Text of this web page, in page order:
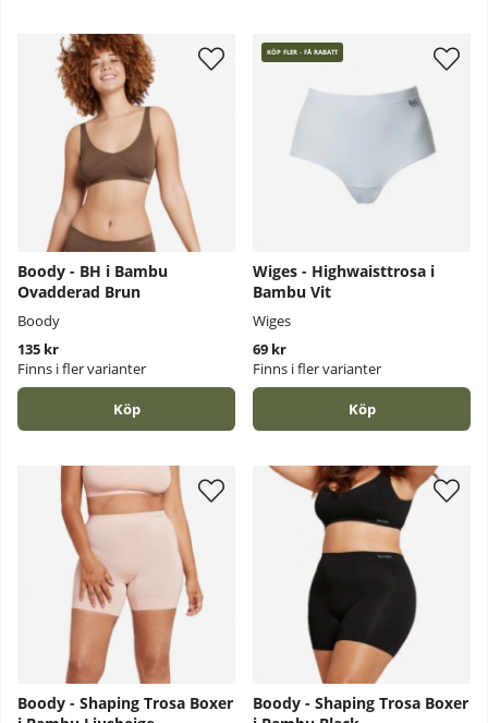
Boody - BH i Bambu
Ovadderad Brun
Boody
135 kr
Finns i fler varianter
Köp
KÖP FLER - FÅ RABATT
Wiges - Highwaisttrosa i
Bambu Vit
Wiges
69 kr
Finns i fler varianter
Köp
Boody - Shaping Trosa Boxer
Boody - Shaping Trosa Boxer